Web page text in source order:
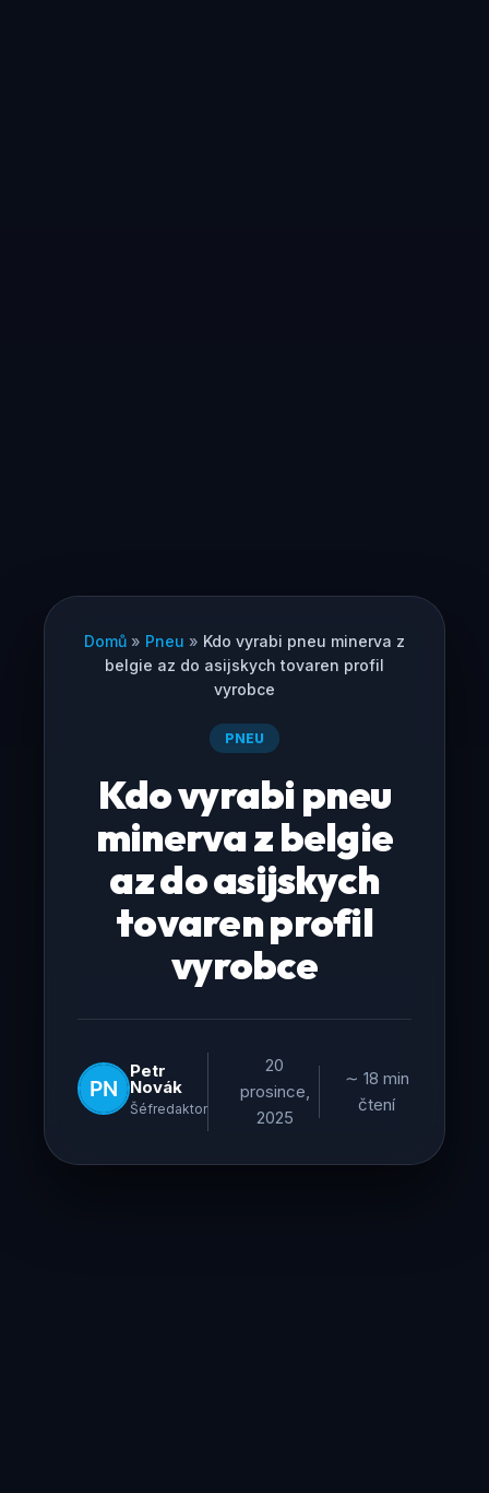
Domů » Pneu » Kdo vyrabi pneu minerva z
belgie az do asijskych tovaren profil
vyrobce
PNEU
Kdo vyrabi pneu
minerva z belgie
az do asijskych
tovaren profil
vyrobce
Petr
Novák
Šéfredaktor
20
prosince,
2025
∼ 18 min
čtení